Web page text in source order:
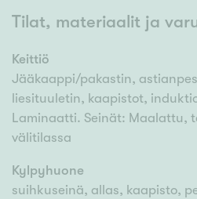
Tilat, materiaalit ja
Keittiö
Jääkaappi/pakastin,
liesituuletin, kaapistot,
Laminaatti. Seinät: Maalattu,
välitilassa
Kylpyhuone
suihkuseinä, allas, kaapisto,